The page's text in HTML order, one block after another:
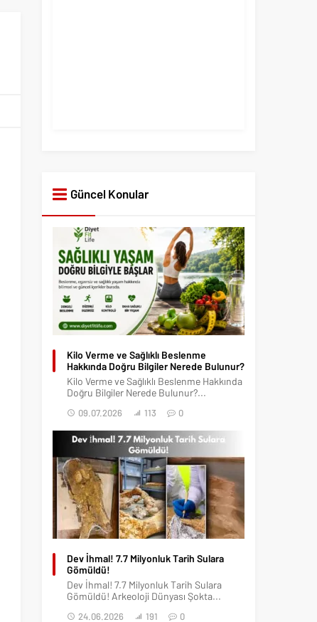
Güncel Konular
Kilo Verme ve Sağlıklı Beslenme
Hakkında Doğru Bilgiler Nerede Bulunur?
Kilo Verme ve Sağlıklı Beslenme Hakkında
Doğru Bilgiler Nerede Bulunur?...
09.07.2026 113 0
Dev İhmal! 7.7 Milyonluk Tarih Sulara
Gömüldü!
Dev İhmal! 7.7 Milyonluk Tarih Sulara
Gömüldü! Arkeoloji Dünyası Şokta...
24.06.2026 191 0